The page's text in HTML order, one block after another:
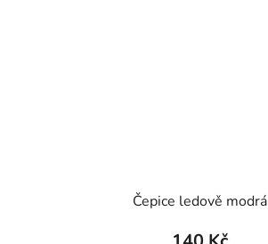
Čepice ledově modrá